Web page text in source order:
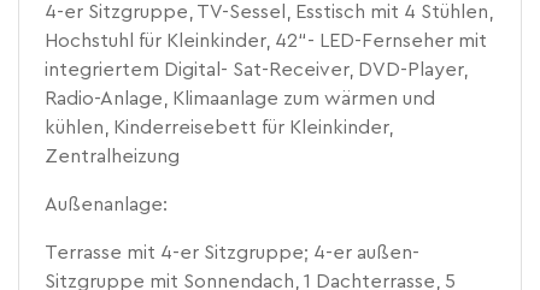
4-er Sitzgruppe, TV-Sessel, Esstisch mit 4 Stühlen,
Hochstuhl für Kleinkinder, 42“- LED-Fernseher mit
integriertem Digital- Sat-Receiver, DVD-Player,
Radio-Anlage, Klimaanlage zum wärmen und
kühlen, Kinderreisebett für Kleinkinder,
Zentralheizung
Außenanlage:
Terrasse mit 4-er Sitzgruppe; 4-er außen-
Sitzgruppe mit Sonnendach, 1 Dachterrasse, 5